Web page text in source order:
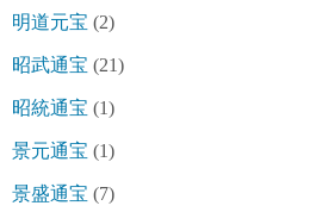
明道元宝 (2)
昭武通宝 (21)
昭統通宝 (1)
景元通宝 (1)
景盛通宝 (7)